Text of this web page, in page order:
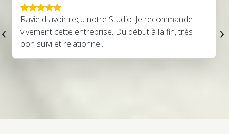
Ravie d avoir reçu notre Studio. Je recommande
vivement cette entreprise. Du début à la fin, très
bon suivi et relationnel.
‹ ›